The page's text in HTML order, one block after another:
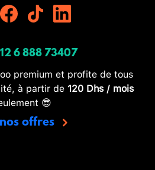
6 888 73407
premium et profite de tous
à partir de 120 Dhs / mois
😎
offres